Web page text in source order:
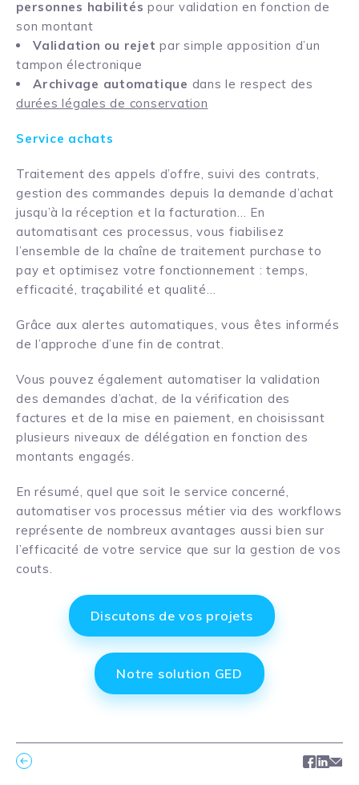
personnes habilités pour validation en fonction de
son montant
Validation ou rejet par simple apposition d’un
tampon électronique
Archivage automatique dans le respect des
durées légales de conservation
Service achats
Traitement des appels d’offre, suivi des contrats,
gestion des commandes depuis la demande d’achat
jusqu’à la réception et la facturation… En
automatisant ces processus, vous fiabilisez
l’ensemble de la chaîne de traitement purchase to
pay et optimisez votre fonctionnement : temps,
efficacité, traçabilité et qualité…
Grâce aux alertes automatiques, vous êtes informés
de l’approche d’une fin de contrat.
Vous pouvez également automatiser la validation
des demandes d’achat, de la vérification des
factures et de la mise en paiement, en choisissant
plusieurs niveaux de délégation en fonction des
montants engagés.
En résumé, quel que soit le service concerné,
automatiser vos processus métier via des workflows
représente de nombreux avantages aussi bien sur
l’efficacité de votre service que sur la gestion de vos
couts.
Discutons de vos projets
Notre solution GED